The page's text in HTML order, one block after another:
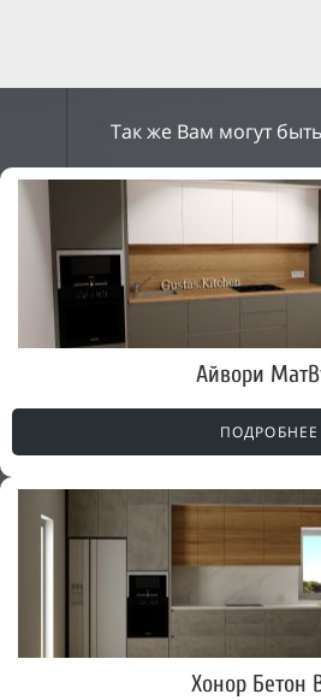
Так же Вам могут
Айвори
ПОДРОБНЕЕ
Хонор Бетон